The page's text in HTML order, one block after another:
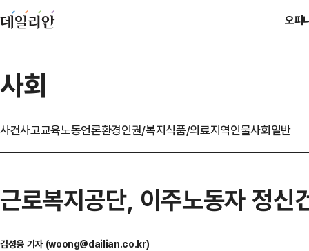
오피
사회
사건사고교육노동언론환경인권/복지식품/의료지역인물사회일반
근로복지공단, 이주노동자 정
김성웅 기자 (woong@dailian.co.kr)